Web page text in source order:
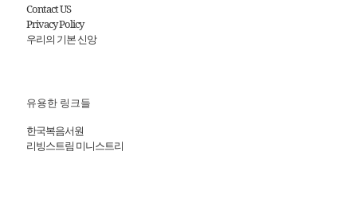
Contact US
Privacy Policy
우리의 기본 신앙
유용한 링크들
한국복음서원
리빙스트림 미니스트리